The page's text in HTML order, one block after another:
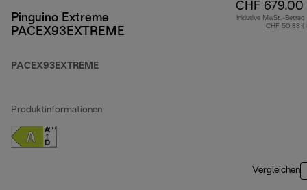
Pinguino Extreme
PACEX93EXTREME
PACEX93EXTREME
CHF 679.00
Inklusive MwSt.-Betrag
CHF 50.88 (
Produktinformationen
Vergleichen